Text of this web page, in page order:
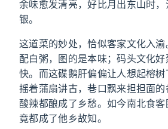
余味愈发清亮，好比月出东山时
银。
这道菜的妙处，恰似客家文化入
配白粥，图的是本味；码头文化
快。而这碟鹅肝偏偏让人想起榕
摇着蒲扇讲古，巷口飘来担担面
酸辣都酿成了乡愁。如今南北食客
竟都成了他乡故知。